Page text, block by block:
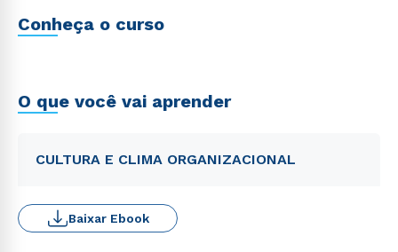
Conheça o curso
O que você vai aprender
CULTURA E CLIMA ORGANIZACIONAL
Baixar Ebook